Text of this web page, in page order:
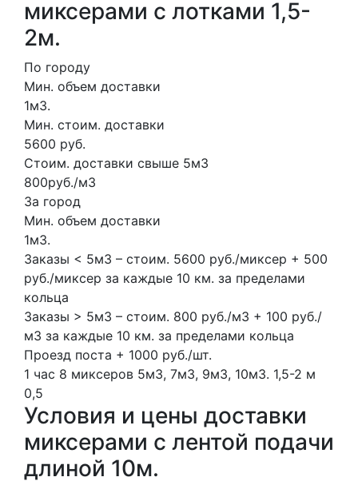
миксерами с лотками 1,5-
2м.
По городу
Мин. объем доставки
1м3.
Мин. стоим. доставки
5600 руб.
Стоим. доставки свыше 5м3
800руб./м3
За город
Мин. объем доставки
1м3.
Заказы < 5м3 – стоим. 5600 руб./миксер + 500
руб./миксер за каждые 10 км. за пределами
кольца
Заказы > 5м3 – стоим. 800 руб./м3 + 100 руб./
м3 за каждые 10 км. за пределами кольца
Проезд поста + 1000 руб./шт.
1 час 8 миксеров 5м3, 7м3, 9м3, 10м3. 1,5-2 м
0,5
Условия и цены доставки
миксерами с лентой подачи
длиной 10м.